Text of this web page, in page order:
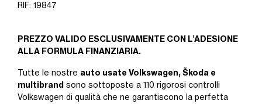
RIF: 19847
PREZZO VALIDO ESCLUSIVAMENTE CON L’ADESIONE
ALLA FORMULA FINANZIARIA.
Tutte le nostre auto usate Volkswagen, Škoda e
multibrand sono sottoposte a 110 rigorosi controlli
Volkswagen di qualità che ne garantiscono la perfetta